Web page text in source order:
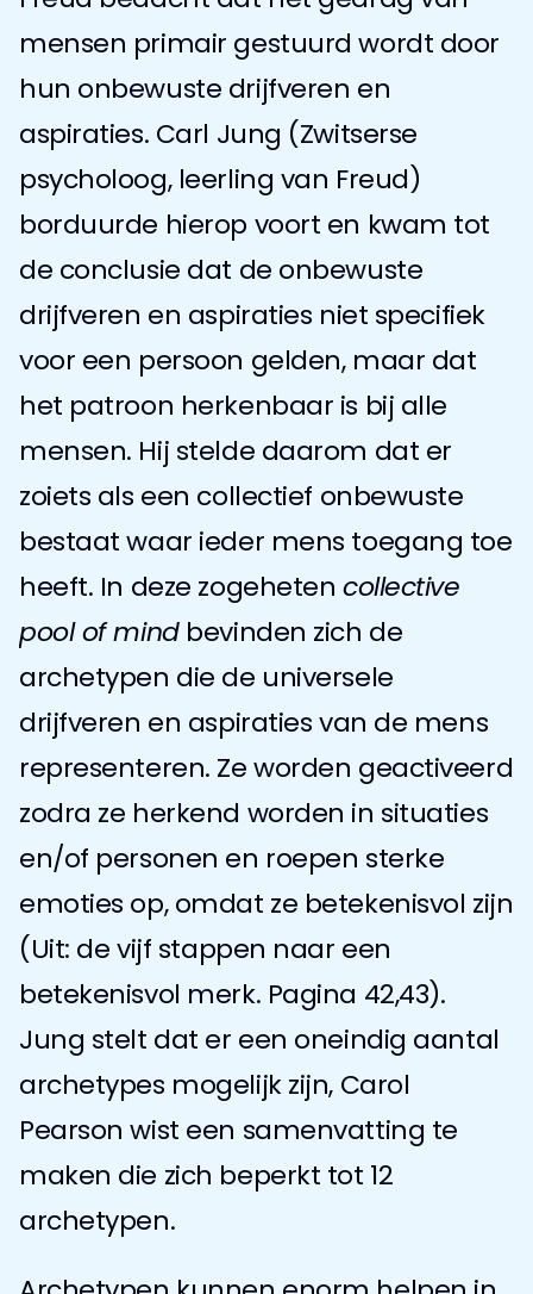
mensen primair gestuurd wordt door
hun onbewuste drijfveren en
aspiraties. Carl Jung (Zwitserse
psycholoog, leerling van Freud)
borduurde hierop voort en kwam tot
de conclusie dat de onbewuste
drijfveren en aspiraties niet specifiek
voor een persoon gelden, maar dat
het patroon herkenbaar is bij alle
mensen. Hij stelde daarom dat er
zoiets als een collectief onbewuste
bestaat waar ieder mens toegang toe
heeft. In deze zogeheten collective
pool of mind bevinden zich de
archetypen die de universele
drijfveren en aspiraties van de mens
representeren. Ze worden geactiveerd
zodra ze herkend worden in situaties
en/of personen en roepen sterke
emoties op, omdat ze betekenisvol zijn
(Uit: de vijf stappen naar een
betekenisvol merk. Pagina 42,43).
Jung stelt dat er een oneindig aantal
archetypes mogelijk zijn, Carol
Pearson wist een samenvatting te
maken die zich beperkt tot 12
archetypen.